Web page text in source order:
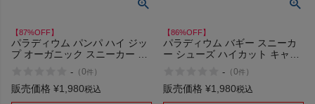
【87%OFF】
パラディウム パンパ ハイ ジッ
プ オーガニック スニーカー シ
PALLADIUM PAMPA HI ZIP
ORGANIC 79101 アウトレット
- （0件 ）
販売価格 ¥1,980税込
【86%OFF】
パラディウム バギー スニーカ
ー シューズ ハイカット キャン
BAGGY 02353 アウトレット セ
ール
- （0件 ）
販売価格 ¥1,980税込